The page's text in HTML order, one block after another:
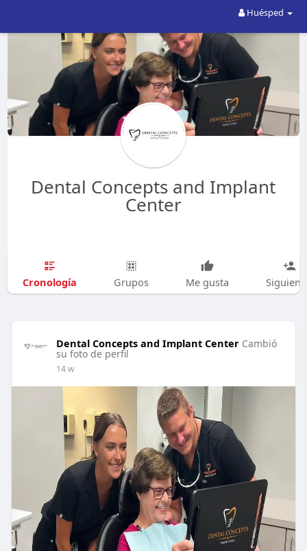
Huésped
Dental Concepts and Implant
Center
Cronología Grupos Me gusta
Dental Concepts and Implant Center Cambió
su foto de perfil
14 w